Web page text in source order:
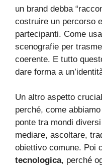
un brand debba
costruire un percorso
partecipanti. Come
scenografie per
coerente. E tutto
dare forma a
Un altro aspetto
perché, come
ponte tra mondi
mediare, ascoltare,
obiettivo comune. Poi
tecnologica, perché